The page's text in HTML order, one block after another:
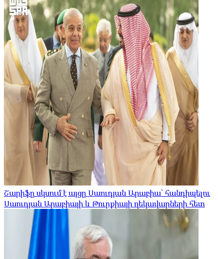
Շարիֆը սկսում է այցը Սաուդյան Արաբիա՝ հանդիպելու
Սաուդյան Արաբիայի և Թուրքիայի ղեկավարների հետ